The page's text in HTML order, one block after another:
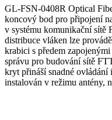
GL-FSN-0408R Optical
koncový bod pro připojení
v systému komunikační sítě
distribuce vláken lze
krabici s předem
správu pro budování sítě
kryt přináší snadné
instalován v režimu antény,